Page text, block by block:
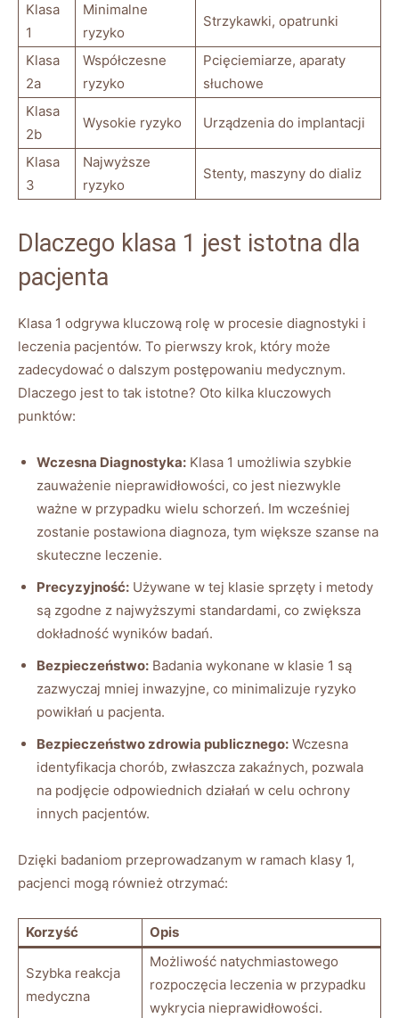
Klasa
1
Minimalne
ryzyko
Strzykawki, opatrunki
Klasa
2a
Współczesne
ryzyko
Pcięciemiarze, aparaty
słuchowe
Klasa
2b
Wysokie ryzyko Urządzenia do implantacji
Klasa
3
Najwyższe
ryzyko
Stenty, maszyny do dializ
Dlaczego klasa 1 jest istotna dla
pacjenta
Klasa 1 odgrywa kluczową rolę w procesie diagnostyki i
leczenia pacjentów. To pierwszy krok, który może
zadecydować o dalszym postępowaniu medycznym.
Dlaczego jest to tak istotne? Oto kilka kluczowych
punktów:
Wczesna Diagnostyka: Klasa 1 umożliwia szybkie
zauważenie nieprawidłowości, co jest niezwykle
ważne w przypadku wielu schorzeń. Im wcześniej
zostanie postawiona diagnoza, tym większe szanse na
skuteczne leczenie.
Precyzyjność: Używane w tej klasie sprzęty i metody
są zgodne z najwyższymi standardami, co zwiększa
dokładność wyników badań.
Bezpieczeństwo: Badania wykonane w klasie 1 są
zazwyczaj mniej inwazyjne, co minimalizuje ryzyko
powikłań u pacjenta.
Bezpieczeństwo zdrowia publicznego: Wczesna
identyfikacja chorób, zwłaszcza zakaźnych, pozwala
na podjęcie odpowiednich działań w celu ochrony
innych pacjentów.
Dzięki badaniom przeprowadzanym w ramach klasy 1,
pacjenci mogą również otrzymać:
Korzyść Opis
Szybka reakcja
medyczna
Możliwość natychmiastowego
rozpoczęcia leczenia w przypadku
wykrycia nieprawidłowości.